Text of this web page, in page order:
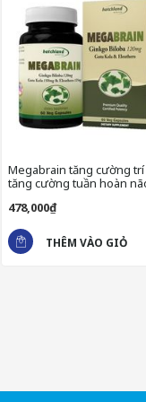
- Rễ cây đương quy
cho não bộ, giúp
thẳng và lo âu, đồng
- MegaBrain còn
linh, hoàng kỳ, cỏ
và hỗ trợ hoạt động
Megabrain tăng cường trí
tăng cường tuần hoàn
478,000₫
THÊM VÀO GIỎ